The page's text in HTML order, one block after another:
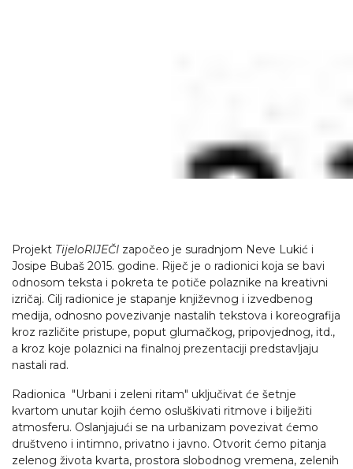
Projekt TijeloRIJEČI započeo je suradnjom Neve Lukić i
Josipe Bubaš 2015. godine. Riječ je o radionici koja se bavi
odnosom teksta i pokreta te potiče polaznike na kreativni
izričaj. Cilj radionice je stapanje književnog i izvedbenog
medija, odnosno povezivanje nastalih tekstova i koreografija
kroz različite pristupe, poput glumačkog, pripovjednog, itd.,
a kroz koje polaznici na finalnoj prezentaciji predstavljaju
nastali rad.
Radionica "Urbani i zeleni ritam" uključivat će šetnje
kvartom unutar kojih ćemo osluškivati ritmove i bilježiti
atmosferu. Oslanjajući se na urbanizam povezivat ćemo
društveno i intimno, privatno i javno. Otvorit ćemo pitanja
zelenog života kvarta, prostora slobodnog vremena, zelenih